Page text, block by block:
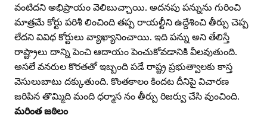
వంటిదని అభిప్రాయం వెలిబుచ్చాయి. అదనపు పన్నును గురించి
మాత్రమే కోర్టు పరిశీ లించింది తప్ప రాయల్టీని ఉద్దేశించి తీర్పు చెప్ప
లేదని వివిధ కోర్టులు వ్యాఖ్యానించాయి. ఇది పన్ను అని తేలిస్తే
రాష్ట్రాలు దాన్ని పెంచి ఆదాయం పెంచుకోవడానికి వీలవుతుంది.
అసలే వనరుల కొరతతో ఇబ్బంది పడే రాష్ట్ర ప్రభుత్వాలకు కాస్త
వెసులుబాటు దక్కుతుంది. కొంతకాలం కిందట దీనిపై విచారణ
జరిపిన తొమ్మిది మంది ధర్మాస నం తీర్పు రిజర్వు చేసి వుంచింది.
మరింత జఠిలం